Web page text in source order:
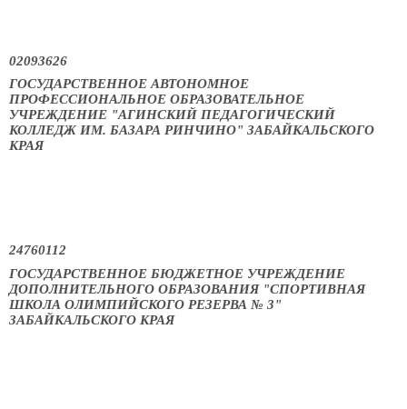
02093626
ГОСУДАРСТВЕННОЕ АВТОНОМНОЕ
ПРОФЕССИОНАЛЬНОЕ ОБРАЗОВАТЕЛЬНОЕ
УЧРЕЖДЕНИЕ "АГИНСКИЙ ПЕДАГОГИЧЕСКИЙ
КОЛЛЕДЖ ИМ. БАЗАРА РИНЧИНО" ЗАБАЙКАЛЬСКОГО
КРАЯ
24760112
ГОСУДАРСТВЕННОЕ БЮДЖЕТНОЕ УЧРЕЖДЕНИЕ
ДОПОЛНИТЕЛЬНОГО ОБРАЗОВАНИЯ "СПОРТИВНАЯ
ШКОЛА ОЛИМПИЙСКОГО РЕЗЕРВА № 3"
ЗАБАЙКАЛЬСКОГО КРАЯ